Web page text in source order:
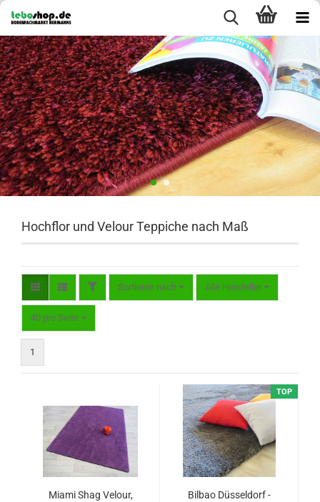
Hochflor und Velour Teppiche nach Maß
FILTERSortieren nach
Sortieren nach Alle Hersteller
40 pro Seite
pro Seite
1
Miami Shag Velour,
TOP
Bilbao Düsseldorf -